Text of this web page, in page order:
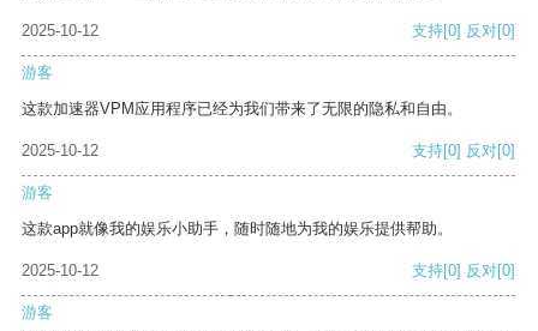
2025-10-12 支持[0] 反对[0]
游客
这款加速器VPM应用程序已经为我们带来了无限的隐私和自由。
2025-10-12 支持[0] 反对[0]
游客
这款app就像我的娱乐小助手，随时随地为我的娱乐提供帮助。
2025-10-12 支持[0] 反对[0]
游客